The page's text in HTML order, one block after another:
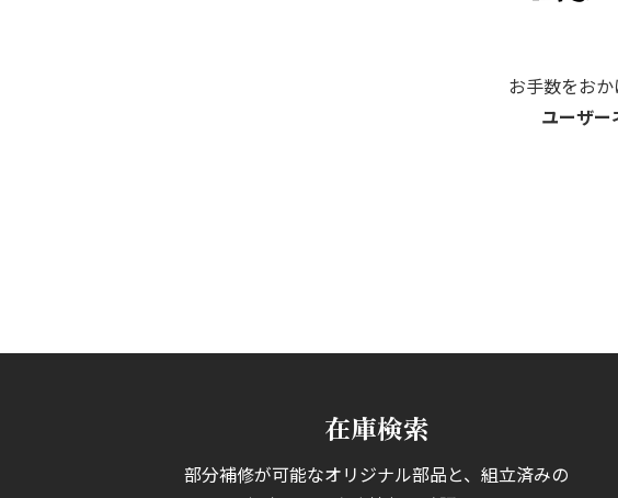
お手数をおか
ユーザ
在庫検索
部分補修が可能なオリジナル部品と、組立済みの